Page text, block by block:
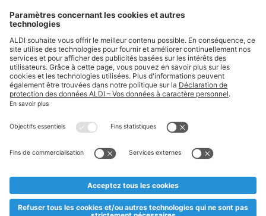
Suivez ALDI Luxembourg
Textes marqués d'un astérisque et mentions légales
esoulaang bis de Stock eidel ass. Mir soen Iech Merci fir Äert
Planifikatioun ausverkaaft sollte sinn. De VALORLUX-Präis an
** Op dësem Site huet d'Benotze vun der männlecher Form eng
besser Liesbarkeet am Sënn an huet keng diskriminéierend